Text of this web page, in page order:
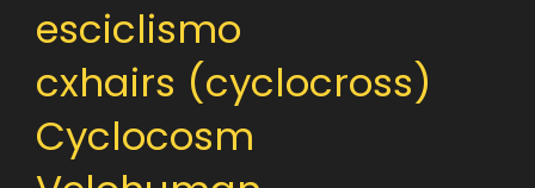
esciclismo
cxhairs (cyclocross)
Cyclocosm